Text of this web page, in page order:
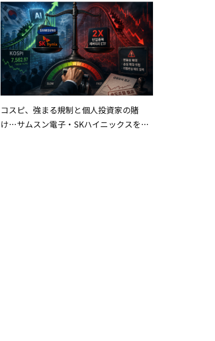
コスピ、強まる規制と個人投資家の賭
け…サムスン電子・SKハイニックスを巡